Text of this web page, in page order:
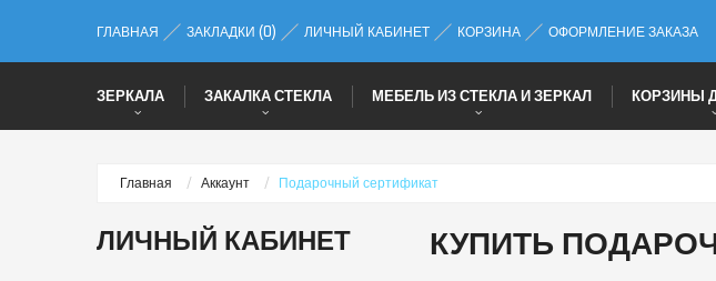
ГЛАВНАЯ ЗАКЛАДКИ (0) ЛИЧНЫЙ КАБИНЕТ КОРЗИНА ОФОРМЛЕНИЕ ЗАКАЗА
ЗЕРКАЛА ЗАКАЛКА СТЕКЛА МЕБЕЛЬ ИЗ СТЕКЛА И ЗЕРКАЛ КОРЗИНЫ
Главная Аккаунт Подарочный сертификат
ЛИЧНЫЙ КАБИНЕТ КУПИТЬ